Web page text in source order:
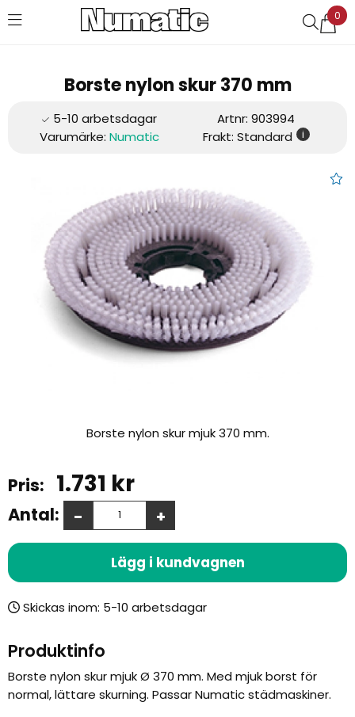
0
Favoriter (0)
Borste nylon skur 370 mm
Artnr: 903994
Varumärke: Numatic Frakt: Standard i
Borste nylon skur mjuk 370 mm.
1.731 kr
Antal: +
-
Lägg i kundvagnen
Skickas inom:
Produktinfo
Borste nylon skur mjuk Ø 370 mm. Med mjuk borst för
normal, lättare skurning. Passar Numatic städmaskiner.